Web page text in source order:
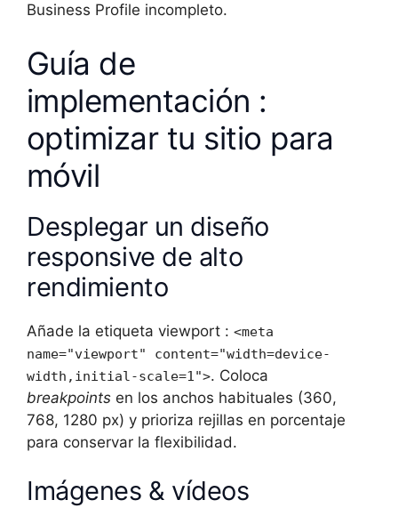
Business Profile incompleto.
Guía de
implementación :
optimizar tu sitio para
móvil
Desplegar un diseño
responsive de alto
rendimiento
Añade la etiqueta viewport : <meta
name="viewport" content="width=device-
width,initial-scale=1">. Coloca
breakpoints en los anchos habituales (360,
768, 1280 px) y prioriza rejillas en porcentaje
para conservar la flexibilidad.
Imágenes & vídeos